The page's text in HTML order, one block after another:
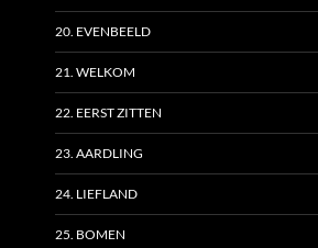
20. EVENBEELD
21. WELKOM
22. EERST ZITTEN
23. AARDLING
24. LIEFLAND
25. BOMEN